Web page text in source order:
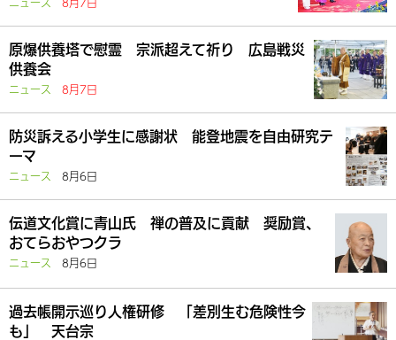
原爆供養塔で慰霊 宗派超えて祈り 広島戦災
供養会
ニュース 8月7日
防災訴える小学生に感謝状 能登地震を自由研究テ
ーマ
ニュース 8月6日
伝道文化賞に青山氏 禅の普及に貢献 奨励賞、
おてらおやつクラ
ニュース 8月6日
過去帳開示巡り人権研修 「差別生む危険性今
も」 天台宗